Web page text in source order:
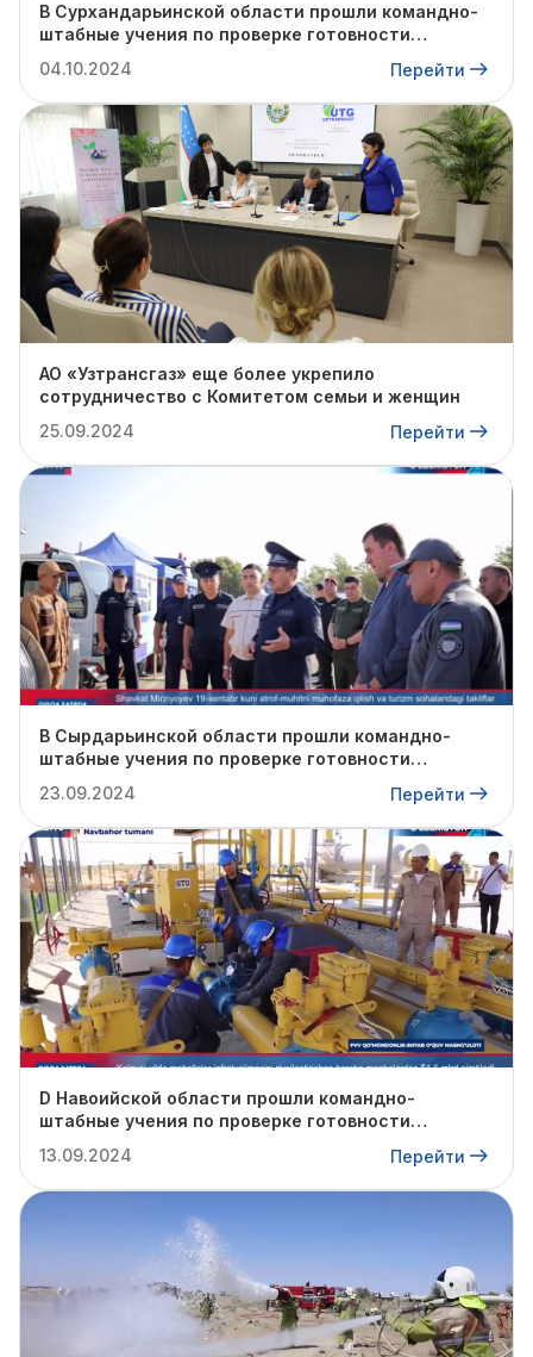
В Сурхандарьинской области прошли командно-
штабные учения по проверке готовности
отопительному сезону.
04.10.2024 Перейти
АО «Узтрансгаз» еще более укрепило
сотрудничество с Комитетом семьи и женщин
25.09.2024
Перейти
В Сырдарьинской области прошли командно-
штабные учения по проверке готовности
отопительному сезону.
23.09.2024 Перейти
D Навоийской области прошли командно-
штабные учения по проверке готовности
отопительному сезону.
13.09.2024 Перейти